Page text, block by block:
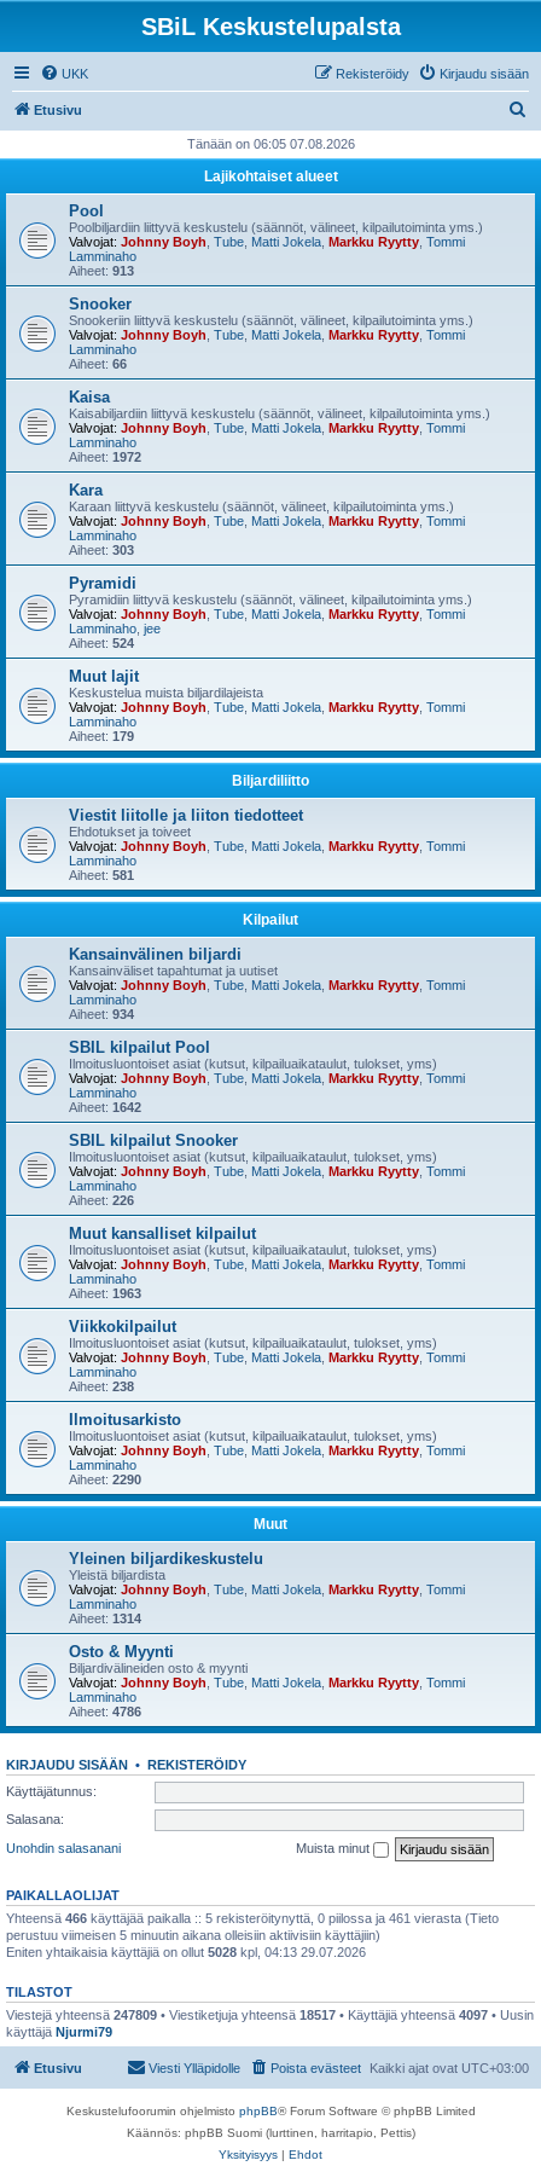
SBiL Keskustelupalsta
UKK Kirjaudu sisään
Rekisteröidy
Etusivu
i
Tänään on 06:05 07.08.2026
Lajikohtaiset alueet
Pool
Poolbiljardiin liittyvä keskustelu (säännöt, välineet, kilpailutoiminta yms.)
Valvojat: Johnny Boyh Tube Matti Jokela Markku Ryytty Tommi
Lamminaho
Aiheet: 913
Snooker
Snookeriin liittyvä keskustelu (säännöt, välineet, kilpailutoiminta yms.)
Valvojat: Johnny Boyh Tube Matti Jokela Markku Ryytty Tommi
Lamminaho
Aiheet: 66
Kaisa
Kaisabiljardiin liittyvä keskustelu (säännöt, välineet, kilpailutoiminta yms.)
Valvojat: Johnny Boyh Tube Matti Jokela Markku Ryytty Tommi
Lamminaho
Aiheet: 1972
Kara
Karaan liittyvä keskustelu (säännöt, välineet, kilpailutoiminta yms.)
Valvojat: Johnny Boyh Tube Matti Jokela Markku Ryytty Tommi
Lamminaho
Aiheet: 303
Pyramidi
Pyramidiin liittyvä keskustelu (säännöt, välineet, kilpailutoiminta yms.)
Valvojat: Johnny Boyh Tube Matti Jokela Markku Ryytty Tommi
Lamminaho jee
Aiheet: 524
Muut lajit
Keskustelua muista biljardilajeista
Valvojat: Johnny Boyh Tube Matti Jokela Markku Ryytty Tommi
Lamminaho
Aiheet: 179
Biljardiliitto
Viestit liitolle ja liiton tiedotteet
Ehdotukset ja toiveet
Valvojat: Johnny Boyh Tube Matti Jokela Markku Ryytty Tommi
Lamminaho
Aiheet: 581
Kilpailut
Kansainvälinen biljardi
Kansainväliset tapahtumat ja uutiset
Valvojat: Johnny Boyh Tube Matti Jokela Markku Ryytty Tommi
Lamminaho
Aiheet: 934
SBIL kilpailut Pool
Ilmoitusluontoiset asiat (kutsut, kilpailuaikataulut, tulokset, yms)
Valvojat: Johnny Boyh Tube Matti Jokela Markku Ryytty Tommi
Lamminaho
Aiheet: 1642
SBIL kilpailut Snooker
Ilmoitusluontoiset asiat (kutsut, kilpailuaikataulut, tulokset, yms)
Valvojat: Johnny Boyh Tube Matti Jokela Markku Ryytty Tommi
Lamminaho
Aiheet: 226
Muut kansalliset kilpailut
Ilmoitusluontoiset asiat (kutsut, kilpailuaikataulut, tulokset, yms)
Valvojat: Johnny Boyh Tube Matti Jokela Markku Ryytty Tommi
Lamminaho
Aiheet: 1963
Viikkokilpailut
Ilmoitusluontoiset asiat (kutsut, kilpailuaikataulut, tulokset, yms)
Valvojat: Johnny Boyh Tube Matti Jokela Markku Ryytty Tommi
Lamminaho
Aiheet: 238
Ilmoitusarkisto
Ilmoitusluontoiset asiat (kutsut, kilpailuaikataulut, tulokset, yms)
Valvojat: Johnny Boyh Tube Matti Jokela Markku Ryytty Tommi
Lamminaho
Aiheet: 2290
Muut
Yleinen biljardikeskustelu
Yleistä biljardista
Valvojat: Johnny Boyh Tube Matti Jokela Markku Ryytty Tommi
Lamminaho
Aiheet: 1314
Osto & Myynti
Biljardivälineiden osto & myynti
Valvojat: Johnny Boyh Tube Matti Jokela Markku Ryytty Tommi
Lamminaho
Aiheet: 4786
KIRJAUDU SISÄÄN • REKISTERÖIDY
Käyttäjätunnus:
Salasana:
Unohdin salasanani
Muista minut
PAIKALLAOLIJAT
Yhteensä 466 käyttäjää paikalla :: 5 rekisteröitynyttä, 0 piilossa ja 461 vierasta (Tieto
perustuu viimeisen 5 minuutin aikana olleisiin aktiivisiin käyttäjiin)
Eniten yhtaikaisia käyttäjiä on ollut 5028 kpl, 04:13 29.07.2026
TILASTOT
Viestejä yhteensä 247809 • Viestiketjuja yhteensä 18517 • Käyttäjiä yhteensä 4097 • Uusin
käyttäjä Njurmi79
Etusivu Kaikki ajat ovat UTC+03:00
Poista evästeet
Viesti Ylläpidolle
Keskustelufoorumin ohjelmisto phpBB® Forum Software © phpBB Limited
Käännös: phpBB Suomi (lurttinen, harritapio, Pettis)
Yksityisyys | Ehdot